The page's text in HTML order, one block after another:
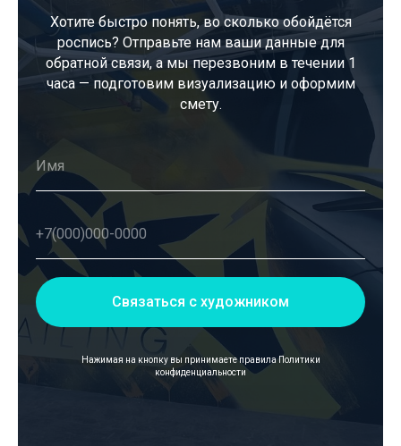
Хотите быстро понять, во сколько обойдётся
роспись? Отправьте нам ваши данные для
обратной связи, а мы перезвоним в течении 1
часа — подготовим визуализацию и оформим
смету.
Связаться с художником
Нажимая на кнопку вы принимаете правилаПолитики
конфиденциальности